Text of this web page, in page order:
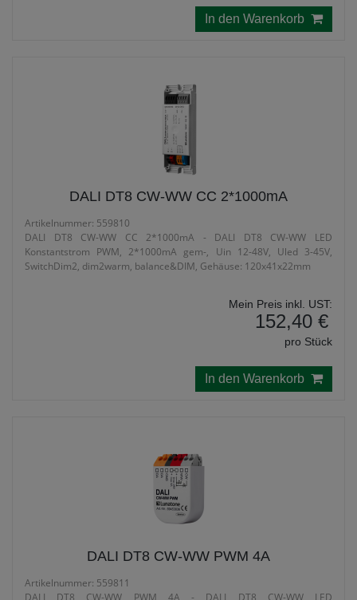
In den Warenkorb
DALI DT8 CW-WW CC 2*1000mA
Artikelnummer: 559810
DALI DT8 CW-WW CC 2*1000mA - DALI DT8 CW-WW LED
Konstantstrom PWM, 2*1000mA gem-, Uin 12-48V, Uled 3-45V,
SwitchDim2, dim2warm, balance&DIM, Gehäuse: 120x41x22mm
Mein Preis inkl. UST:
152,40 €
pro Stück
In den Warenkorb
DALI DT8 CW-WW PWM 4A
Artikelnummer: 559811
DALI DT8 CW-WW PWM 4A - DALI DT8 CW-WW LED